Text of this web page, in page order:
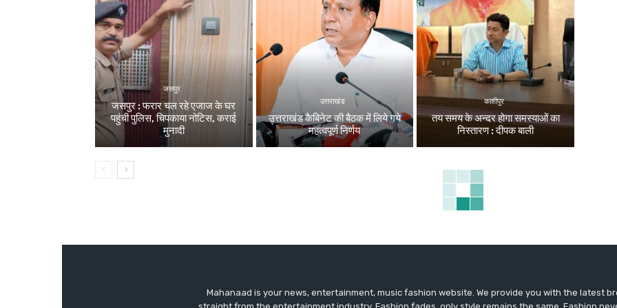
जसपुर
जसपुर : फरार चल रहे एजाज के घर
पहुंची पुलिस, चिपकाया नोटिस, कराई
मुनादी
उत्तराखंड
उत्तराखंड कैबिनेट की बैठक में लिये गये
महत्वपूर्ण निर्णय
काशीपुर
तय समय के अन्दर होगा समस्याओं का
निस्तारण : दीपक बाली
Mahanaad is your news, entertainment, music fashion website. We provide you with the latest